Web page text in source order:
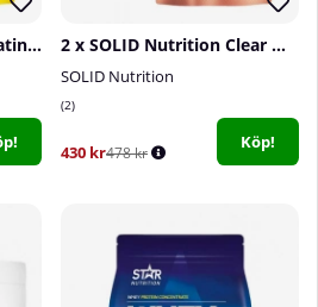
2 x SOLID Nutrition Creatine Monohydrate, 400 g 2 x SOLID Nutrition Clear Whey, 300 g
SOLID Nutrition
2
430 kr478 kr
Köp!